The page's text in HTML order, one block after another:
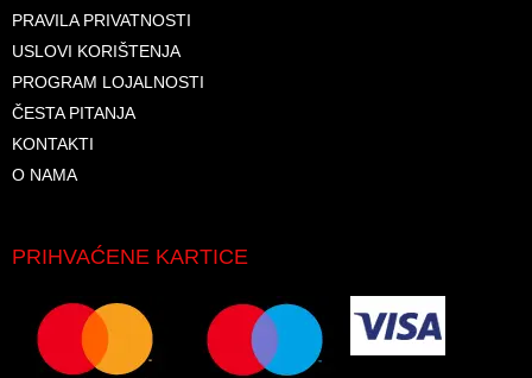
PRAVILA PRIVATNOSTI
USLOVI KORIŠTENJA
PROGRAM LOJALNOSTI
ČESTA PITANJA
KONTAKTI
O NAMA
PRIHVAĆENE KARTICE